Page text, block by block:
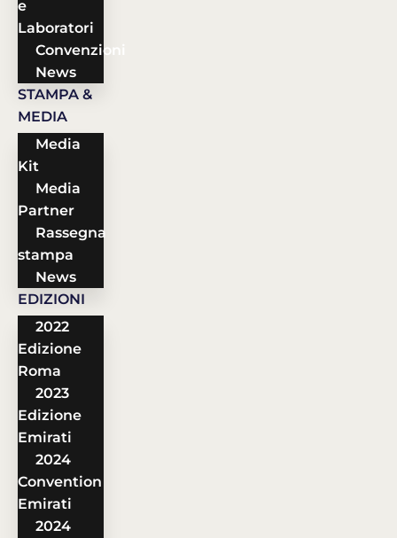
e
Laboratori
Convenzioni
News
STAMPA &
MEDIA
Media
Kit
Media
Partner
Rassegna
stampa
News
EDIZIONI
2022
Edizione
Roma
2023
Edizione
Emirati
2024
Convention
Emirati
2024